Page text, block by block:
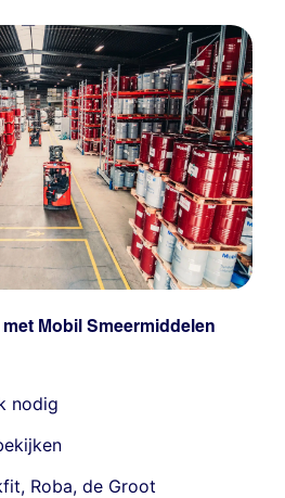
Mobil Smeermiddelen
nodig
, Roba,de Groot